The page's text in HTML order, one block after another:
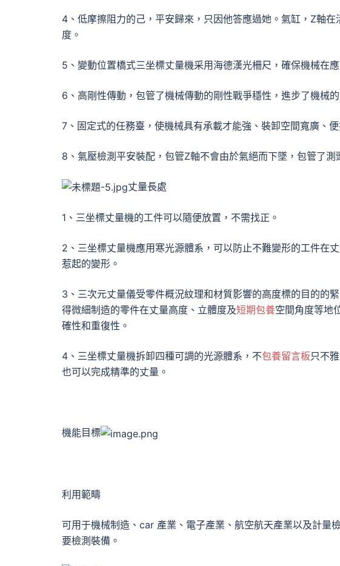
4、低摩擦阻力的己，平安歸來，只因他答應過她。氣缸，Z軸
度。
5、變動位置橋式三坐標丈量機采用海德漢光柵尺，確保機械在
6、高剛性傳動，包管了機械傳動的剛性戰爭穩性，進步了機械的
7、固定式的任務臺，使機械具有承載才能強、裝卸空間寬廣、便
8、氣壓檢測平安裝配，包管Z軸不會由於氣絕而下墜，包管了測
丈量長處
1、三坐標丈量機的工件可以隨便放置，不需找正。
2、三坐標丈量機應用寒光源體系，可以防止不難變形的工件在
惹起的變形。
3、三次元丈量儀受零件概況紋理和材質影響的高度標的目的的
得微細制造的零件在丈量高度、立體度及短期包養空間角度等地
確性和重復性。
4、三坐標丈量機拆卸四種可調的光源體系，不包養留言板只不
也可以完成精準的丈量。
機能目標
利用範疇
可用于機械制造、car 產業、電子產業、航空航天產業以及計量
要檢測裝備。